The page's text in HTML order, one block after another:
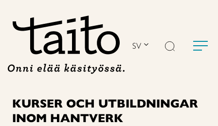
innehåll
SV
KURSER OCH UTBILDNINGAR
INOM HANTVERK